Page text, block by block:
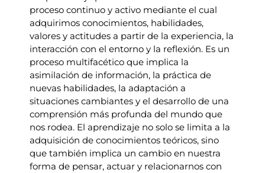
proceso continuo y activo mediante el cual
adquirimos conocimientos, habilidades,
valores y actitudes a partir de la experiencia, la
interacción con el entorno y la reflexión. Es un
proceso multifacético que implica la
asimilación de información, la práctica de
nuevas habilidades, la adaptación a
situaciones cambiantes y el desarrollo de una
comprensión más profunda del mundo que
nos rodea. El aprendizaje no solo se limita a la
adquisición de conocimientos teóricos, sino
que también implica un cambio en nuestra
forma de pensar, actuar y relacionarnos con